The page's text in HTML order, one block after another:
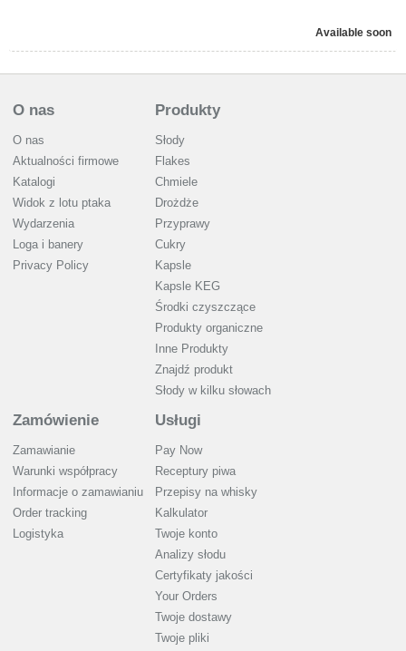
Available soon
O nas
O nas
Aktualności firmowe
Katalogi
Widok z lotu ptaka
Wydarzenia
Loga i banery
Privacy Policy
Produkty
Słody
Flakes
Chmiele
Drożdże
Przyprawy
Cukry
Kapsle
Kapsle KEG
Środki czyszczące
Produkty organiczne
Inne Produkty
Znajdź produkt
Słody w kilku słowach
Zamówienie
Zamawianie
Warunki współpracy
Informacje o zamawianiu
Order tracking
Logistyka
Usługi
Pay Now
Receptury piwa
Przepisy na whisky
Kalkulator
Twoje konto
Analizy słodu
Certyfikaty jakości
Your Orders
Twoje dostawy
Twoje pliki